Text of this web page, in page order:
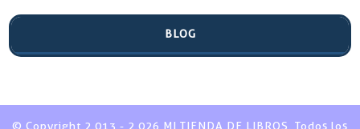
BLOG
© Copyright 2.013 - 2.026 MI TIENDA DE LIBROS. Todos los